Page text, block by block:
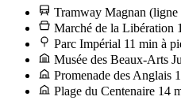
tout juste sortie de la plaque en
Tomme de brebis, et ces tomates
celles du supermarché au retour.
Tramway Magnan (ligne
Marché de la Libération
Parc Impérial 11 min à
Musée des Beaux-Arts
Promenade des Anglais
Plage du Centenaire 14